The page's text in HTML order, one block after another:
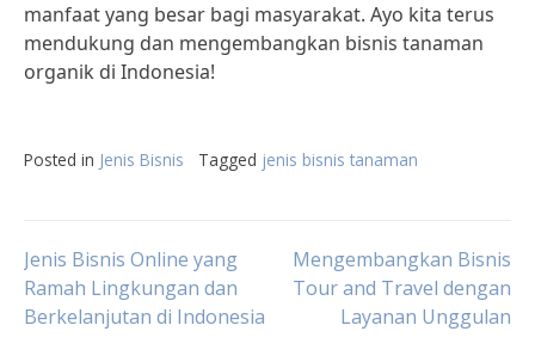
manfaat yang besar bagi masyarakat. Ayo kita terus
mendukung dan mengembangkan bisnis tanaman
organik di Indonesia!
Posted in Jenis Bisnis Tagged jenis bisnis tanaman
Post
navigation
Jenis Bisnis Online yang
Ramah Lingkungan dan
Berkelanjutan di Indonesia
Mengembangkan Bisnis
Tour and Travel dengan
Layanan Unggulan